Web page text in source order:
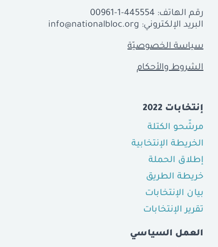
رقم الهاتف: 00961-1-445554
البريد الإلكتروني: info@nationalbloc.org
سياسة الخصوصيّة
الشروط والأحكام
إنتخابات 2022
مرشّحو الكتلة
الخريطة الإنتخابية
إطلاق الحملة
خريطة الطريق
بيان الإنتخابات
تقرير الإنتخابات
العمل السياسي